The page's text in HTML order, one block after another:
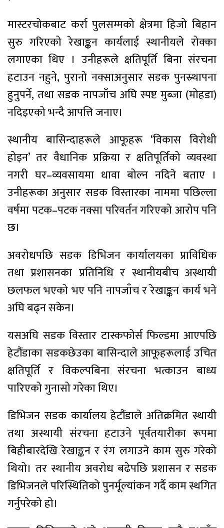
मास्टरचोकबाट कर्रा पुलसम्मको क्षेत्रमा हिजो बिहान
सुरु गरिएको रेखाङ्कन कार्यलाई स्थानीयले रोक्का
लगाएका थिए । उनीहरूले क्षतिपूर्ति बिना संरचना
हटाउन नहुने, पुरानो नक्साअनुसार सडक पुनस्र्थापना
हुनुपर्ने, तथा सडक नापजाँच अघि स्पष्ट मुब्जा (मोहडा)
नदिइएको भन्दै आपत्ति जनाए।
स्थानीय बासिन्दाहरूले आफूहरू ‘विकास विरोधी
होइन’ तर वैधानिक प्रक्रिया र क्षतिपूर्तिको व्यवस्था
नगरी घर–व्यवसायमा धावा बोल्न नदिने बताए ।
उनीहरूका अनुसार सडक विस्तारका नाममा पछिल्ला
वर्षमा पटक–पटक नक्सा परिवर्तन गरिएको आरोप पनि
छ।
अवरोधपछि सडक डिभिजन कार्यालयका प्राविधिक
तथा प्रशासनका प्रतिनिधि र स्थानीयबीच अस्थायी
छलफल भएको भए पनि नापजाँच र रेखाङ्कन कार्य भने
अघि बढ्न सकेन।
यसअघि सडक विस्तार टास्कफोर्स फिल्डमा आएपछि
हेटौंडाका सडकछेउका बासिन्दाले आफूहरूलाई उचित
क्षतिपूर्ति र विकल्पबिना संरचना भत्काउन बाध्य
पारिएको गुनासो गरेका थिए।
डिभिजन सडक कार्यालय हेटौंडाले अतिक्रमित स्थायी
तथा अस्थायी संरचना हटाउने पूर्वतयारीका रूपमा
बिहीबारदेखि रेखाङ्कन र रंग लगाउने काम सुरु गरेको
थियो। तर स्थानीय अवरोध बढेपछि प्रशासन र सडक
डिभिजनले परिस्थितिको पुनर्मूल्यांकन गर्दै काम स्थगित
गर्नुपरेको हो।